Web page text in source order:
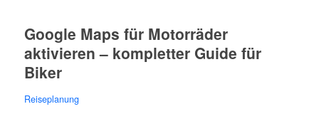
Google Maps für Motorräder
aktivieren – kompletter Guide für
Biker
Reiseplanung